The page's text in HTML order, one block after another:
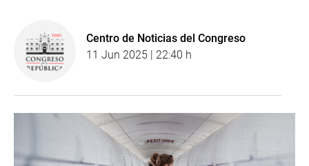
Centro de Noticias del Congreso
11 Jun 2025 | 22:40 h